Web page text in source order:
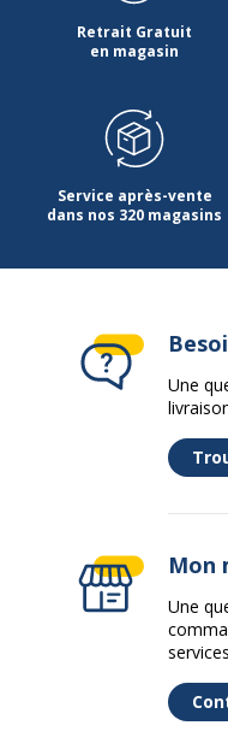
Quantité incluse
fermeture
Données d'identification
Données
Code barre maitre
Référence produit
Retrait Gratuit
en magasin
Service après-vente
dans nos 320 magasins
Une
Mon
Une